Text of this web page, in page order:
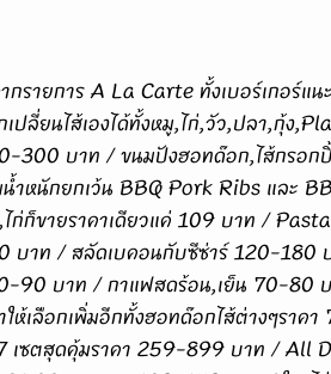
ลี่ยนไส้เองได้ทั้งหมู,ไก่,วัว,ปลา,กุ้ง
300 บาท / ขนมปังฮอทด๊อก,ไส้กรอก
หนักยกเว้น BBQ Pork Ribs และ
ก็ขายราคาเดียวแค่ 109 บาท /
บาท / สลัดเบคอนกับซีซ่าร์ 120-180
90 บาท / กาแฟสดร้อน,เย็น 70-80
เลือกเพิ่มอีกทั้งฮอทด๊อกไส้ต่างๆราค
เซตสุดคุ้มราคา 259-899 บาท / All